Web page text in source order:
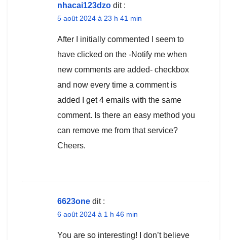
nhacai123dzo dit :
5 août 2024 à 23 h 41 min
After I initially commented I seem to
have clicked on the -Notify me when
new comments are added- checkbox
and now every time a comment is
added I get 4 emails with the same
comment. Is there an easy method you
can remove me from that service?
Cheers.
6623one dit :
6 août 2024 à 1 h 46 min
You are so interesting! I don’t believe